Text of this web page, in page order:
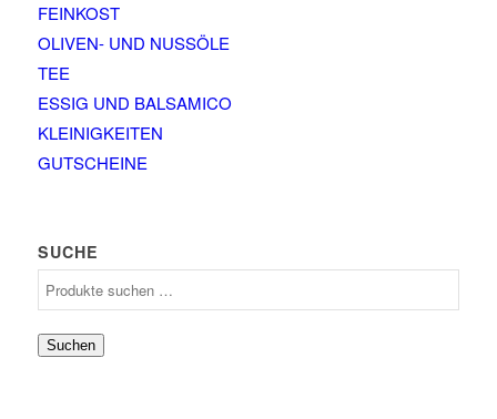
FEINKOST
OLIVEN- UND NUSSÖLE
TEE
ESSIG UND BALSAMICO
KLEINIGKEITEN
GUTSCHEINE
SUCHE
Suchen